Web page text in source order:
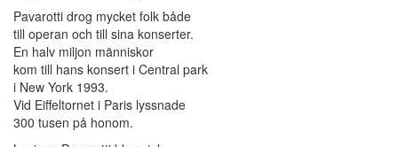
Pavarotti drog mycket folk både
till operan och till sina konserter.
En halv miljon människor
kom till hans konsert i Central park
i New York 1993.
Vid Eiffeltornet i Paris lyssnade
300 tusen på honom.